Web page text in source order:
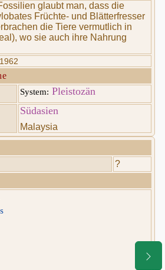
glaubt man, dass die
Früchte- und Blätterfresser
die Tiere vermutlich in
wo sie auch ihre Nahrung
System: Pleistozän
Südasien
Malaysia
?